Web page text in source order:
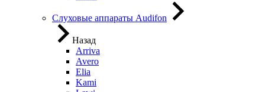
Слуховые аппараты Audifon
Назад
Arriva
Avero
Elia
Kami